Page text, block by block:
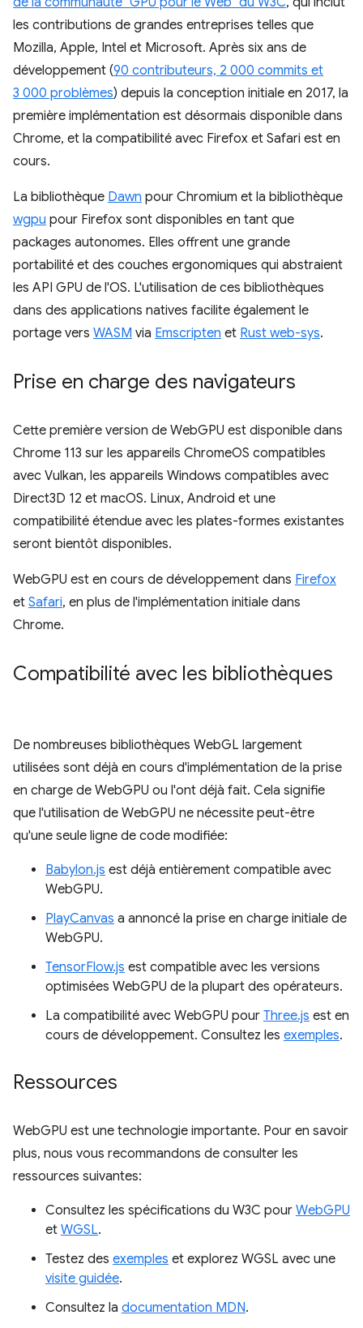
les contributions de grandes entreprises telles que
Mozilla, Apple, Intel et Microsoft. Après six ans de
développement (90 contributeurs, 2 000 commits et
3 000 problèmes) depuis la conception initiale en 2017, la
première implémentation est désormais disponible dans
Chrome, et la compatibilité avec Firefox et Safari est en
cours.
La bibliothèque Dawn pour Chromium et la bibliothèque
wgpu pour Firefox sont disponibles en tant que
packages autonomes. Elles offrent une grande
portabilité et des couches ergonomiques qui abstraient
les API GPU de l'OS. L'utilisation de ces bibliothèques
dans des applications natives facilite également le
portage vers WASM via Emscripten et Rust web-sys.
Prise en charge des navigateurs
Cette première version de WebGPU est disponible dans
Chrome 113 sur les appareils ChromeOS compatibles
avec Vulkan, les appareils Windows compatibles avec
Direct3D 12 et macOS. Linux, Android et une
compatibilité étendue avec les plates-formes existantes
seront bientôt disponibles.
WebGPU est en cours de développement dans Firefox
et Safari, en plus de l'implémentation initiale dans
Chrome.
Compatibilité avec les bibliothèques
De nombreuses bibliothèques WebGL largement
utilisées sont déjà en cours d'implémentation de la prise
en charge de WebGPU ou l'ont déjà fait. Cela signifie
que l'utilisation de WebGPU ne nécessite peut-être
qu'une seule ligne de code modifiée:
Babylon.js est déjà entièrement compatible avec
WebGPU.
PlayCanvas a annoncé la prise en charge initiale de
WebGPU.
TensorFlow.js est compatible avec les versions
optimisées WebGPU de la plupart des opérateurs.
La compatibilité avec WebGPU pour Three.js est en
cours de développement. Consultez les exemples.
Ressources
WebGPU est une technologie importante. Pour en savoir
plus, nous vous recommandons de consulter les
ressources suivantes:
Consultez les spécifications du W3C pour WebGPU
et WGSL.
Testez des exemples et explorez WGSL avec une
visite guidée.
Consultez la documentation MDN.